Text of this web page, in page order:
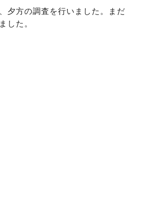
夕方の調査を行いました。まだ
した。